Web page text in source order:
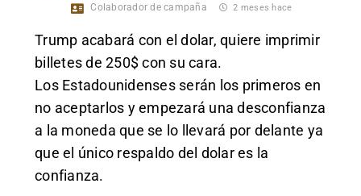
Colaborador de campaña 2 meses hace
Trump acabará con el dolar, quiere imprimir
billetes de 250$ con su cara.
Los Estadounidenses serán los primeros en
no aceptarlos y empezará una desconfianza
a la moneda que se lo llevará por delante ya
que el único respaldo del dolar es la
confianza.